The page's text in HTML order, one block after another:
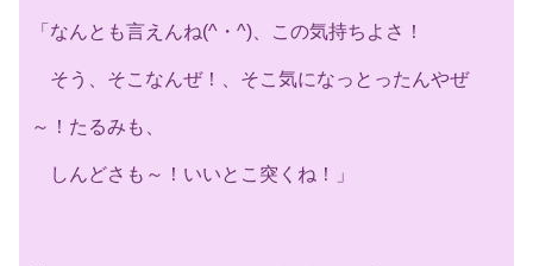
「なんとも言えんね(^・^)、この気持ちよさ！
そう、そこなんぜ！、そこ気になっとったんやぜ
～！たるみも、
しんどさも～！いいとこ突くね！」